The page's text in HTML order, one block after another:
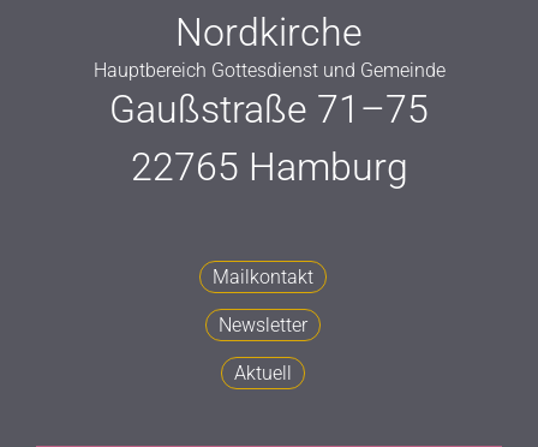
Nordkirche
Hauptbereich Gottesdienst und Gemeinde
Gaußstraße 71–75
22765 Hamburg
Mailkontakt
Newsletter
Aktuell